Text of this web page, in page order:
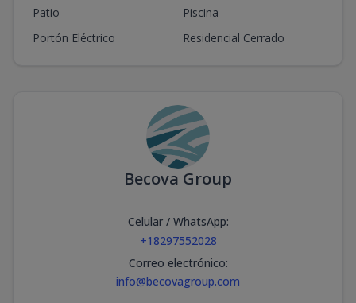
Patio
Piscina
Portón Eléctrico
Residencial Cerrado
Becova Group
Celular / WhatsApp:
+18297552028
Correo electrónico:
info@becovagroup.com